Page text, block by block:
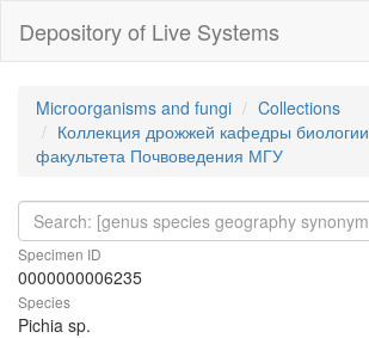
Depository of Live Systems
Microorganisms and fungi
Collections
Коллекция дрожжей кафедры
факультета Почвоведения МГУ
Specimen ID
0000000006235
Species
Pichia sp.